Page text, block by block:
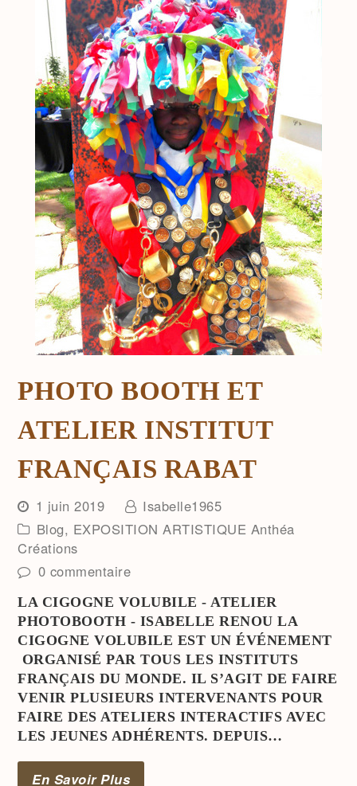
PHOTO BOOTH ET
ATELIER INSTITUT
FRANÇAIS RABAT
1 juin 2019
Isabelle1965
Blog, EXPOSITION ARTISTIQUE Anthéa
Créations
0 commentaire
LA CIGOGNE VOLUBILE - ATELIER
PHOTOBOOTH - ISABELLE RENOU LA
CIGOGNE VOLUBILE EST UN ÉVÉNEMENT
ORGANISÉ PAR TOUS LES INSTITUTS
FRANÇAIS DU MONDE. IL S’AGIT DE FAIRE
VENIR PLUSIEURS INTERVENANTS POUR
FAIRE DES ATELIERS INTERACTIFS AVEC
LES JEUNES ADHÉRENTS. DEPUIS…
En Savoir Plus